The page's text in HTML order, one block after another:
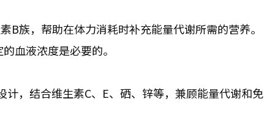
族，帮助在体力消耗时补充能量代谢所需的营养。
血液浓度是必要的。
，结合维生素C、E、硒、锌等，兼顾能量代谢和免